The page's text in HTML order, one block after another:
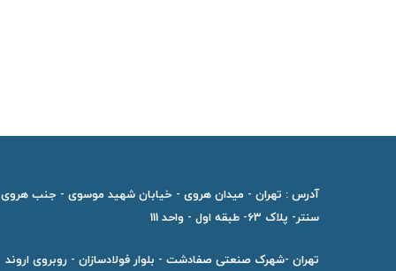
آدرس : تهران - میدان هروی - خیابان شهید موسوی - جنب هروی
سنتر- پلاک 63- طبقه اول - واحد 111
تهران -شهرک صنعتی صفادشت - بلوار فولادسازان - روبروی اروند